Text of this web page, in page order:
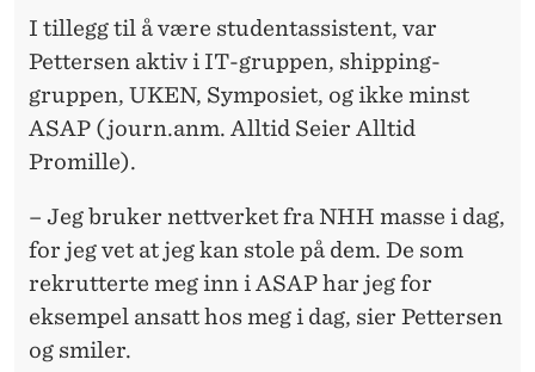
I tillegg til å være studentassistent, var
Pettersen aktiv i IT-gruppen, shipping-
gruppen, UKEN, Symposiet, og ikke minst
ASAP (journ.anm. Alltid Seier Alltid
Promille).
– Jeg bruker nettverket fra NHH masse i dag,
for jeg vet at jeg kan stole på dem. De som
rekrutterte meg inn i ASAP har jeg for
eksempel ansatt hos meg i dag, sier Pettersen
og smiler.